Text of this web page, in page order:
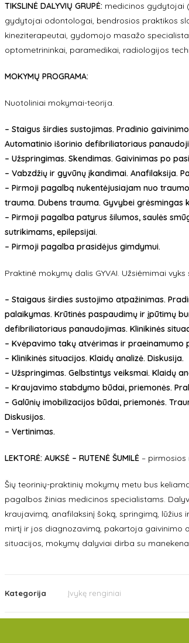
TIKSLINĖ DALYVIŲ GRUPĖ: medicinos gydytojai
gydytojai odontologai, bendrosios praktikos
kineziterapeutai, gydomojo masažo
optometrininkai, paramedikai, radiologijos
MOKYMŲ PROGRAMA:
Nuotoliniai mokymai-teorija.
– Staigus širdies sustojimas. Pradinio
Automatinio išorinio defibriliatoriaus
– Užspringimas. Skendimas. Gaivinimas po
– Vabzdžių ir gyvūnų įkandimai. Anafilaksija.
– Pirmoji pagalbą nukentėjusiajam nuo
trauma. Dubens trauma. Gyvybei grėsmingas
– Pirmoji pagalba patyrus šilumos, saulės
sutrikimams, epilepsijai.
– Pirmoji pagalba prasidėjus gimdymui.
Praktinė mokymų dalis GYVAI. Užsiėmimai
– Staigaus širdies sustojimo atpažinimas.
palaikymas. Krūtinės paspaudimų ir įpūtimų
defibriliatoriaus panaudojimas. Klinikinės
– Kvėpavimo takų atvėrimas ir praeinamumo
– Klinikinės situacijos. Klaidų analizė. Diskusija.
– Užspringimas. Gelbstintys veiksmai. Klaidų
– Kraujavimo stabdymo būdai, priemonės.
– Galūnių imobilizacijos būdai, priemonės.
Diskusijos.
– Vertinimas.
LEKTORĖ: AUKSĖ – RUTENĖ ŠUMILĖ –
Šių teorinių-praktinių mokymų metu bus
pagalbos žinias medicinos specialistams.
kraujavimą, anafilaksinį šoką, springimą,
mirtį ir jos diagnozavimą, pakartoja gaivinimo
situacijos, mokymų dalyviai dirba su
Kategorija Įvykę renginiai